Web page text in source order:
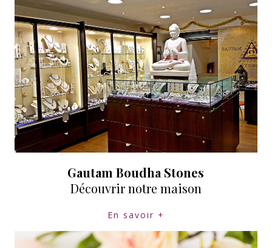
Gautam Boudha Stones
Découvrir notre maison
En savoir +